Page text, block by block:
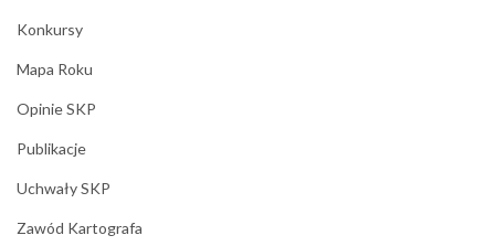
Konkursy
Mapa Roku
Opinie SKP
Publikacje
Uchwały SKP
Zawód Kartografa